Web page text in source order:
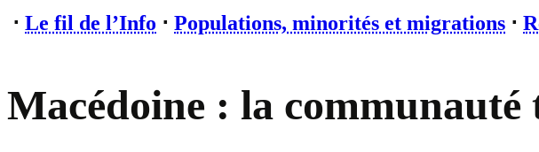
⋅ Le fil de l’Info ⋅ Populations, minorités et migrations ⋅
Macédoine : la communauté